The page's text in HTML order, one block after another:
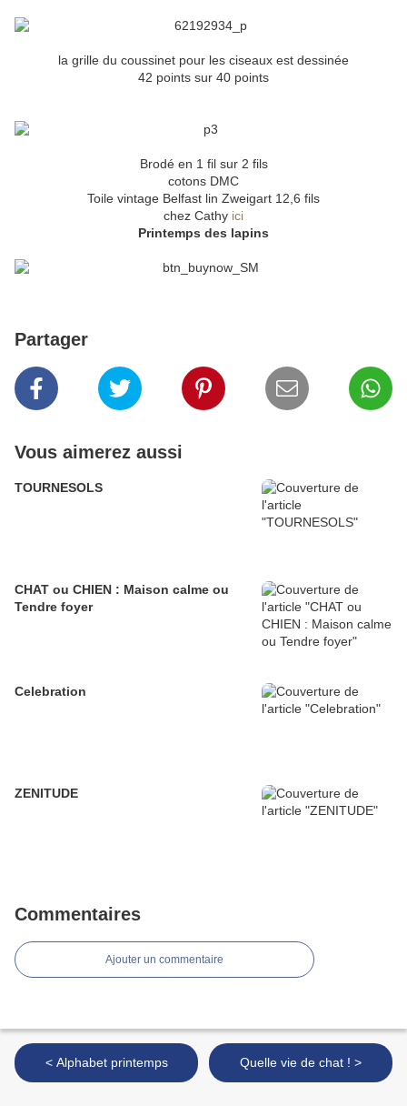
la grille du coussinet pour les ciseaux est dessinée
42 points sur 40 points
Brodé en 1 fil sur 2 fils
cotons DMC
Toile vintage Belfast lin Zweigart 12,6 fils
chez Cathy ici
Printemps des lapins
Partager
Vous aimerez aussi
TOURNESOLS
CHAT ou CHIEN : Maison calme ou
Tendre foyer
Celebration
ZENITUDE
Commentaires
Ajouter un commentaire
< Alphabet printemps Quelle vie de chat ! >